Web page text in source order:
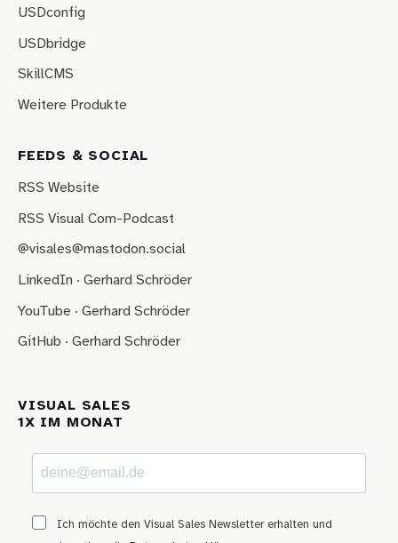
USDconfig
USDbridge
SkillCMS
Weitere Produkte
FEEDS & SOCIAL
RSS Website
RSS Visual Com-Podcast
@visales@mastodon.social
LinkedIn · Gerhard Schröder
YouTube · Gerhard Schröder
GitHub · Gerhard Schröder
VISUAL SALES
1X IM MONAT
Ich möchte den Visual Sales Newsletter erhalten und